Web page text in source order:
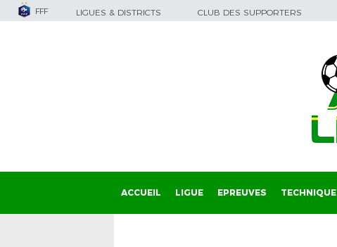
FFF LIGUES & DISTRICTS CLUB DES SUPPORTERS
ACCUEIL LIGUE EPREUVES TECHNIQUE